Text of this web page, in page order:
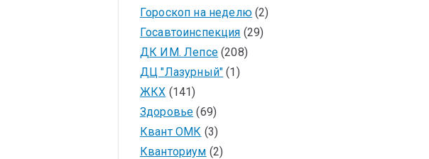
Гороскоп на неделю(2)
Госавтоинспекция (29)
ДК ИМ. Лепсе(208)
ДЦ "Лазурный" (1)
ЖКХ (141)
Здоровье (69)
Квант ОМК (3)
Кванториум (2)